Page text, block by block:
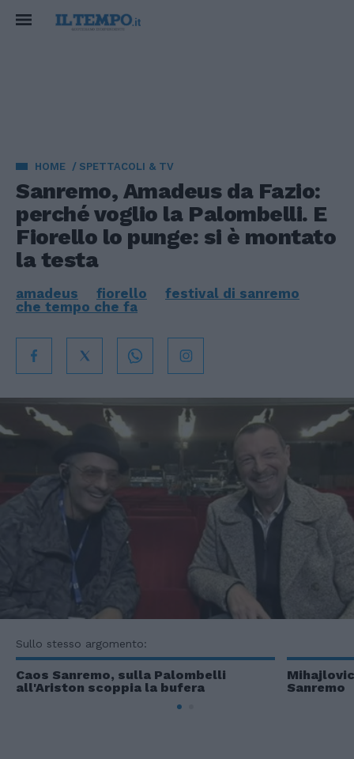
HOME SPETTACOLI & TV
Sanremo, Amadeus da Fazio:
perché voglio la Palombelli. E
Fiorello lo punge: si è montato
la testa
amadeus fiorello
festival di sanremo
che tempo che fa
Sullo stesso argomento:
Caos Sanremo, sulla Palombelli
all'Ariston scoppia la bufera
Sanremo